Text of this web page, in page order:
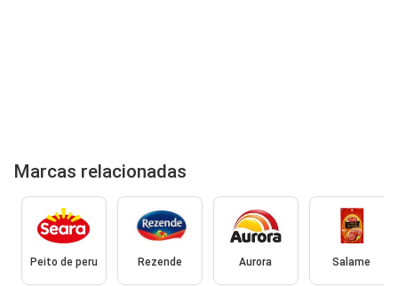
Marcas relacionadas
Peito de peru Rezende Aurora Salame